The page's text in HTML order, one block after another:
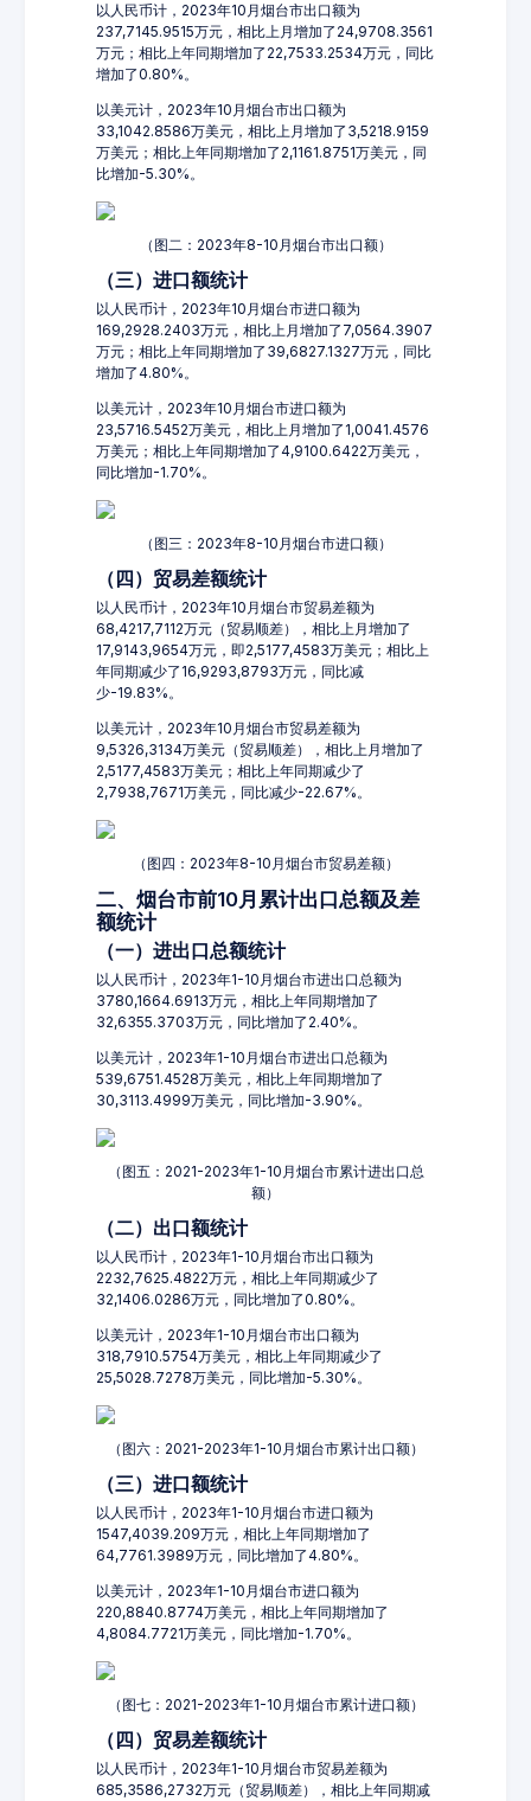
以人民币计，2023年10月烟台市出口额为
237,7145.9515万元，相比上月增加了24,9708.3561
万元；相比上年同期增加了22,7533.2534万元，同比
增加了0.80%。
以美元计，2023年10月烟台市出口额为
33,1042.8586万美元，相比上月增加了3,5218.9159
万美元；相比上年同期增加了2,1161.8751万美元，同
比增加-5.30%。
（图二：2023年8-10月烟台市出口额）
（三）进口额统计
以人民币计，2023年10月烟台市进口额为
169,2928.2403万元，相比上月增加了7,0564.3907
万元；相比上年同期增加了39,6827.1327万元，同比
增加了4.80%。
以美元计，2023年10月烟台市进口额为
23,5716.5452万美元，相比上月增加了1,0041.4576
万美元；相比上年同期增加了4,9100.6422万美元，
同比增加-1.70%。
（图三：2023年8-10月烟台市进口额）
（四）贸易差额统计
以人民币计，2023年10月烟台市贸易差额为
68,4217,7112万元（贸易顺差），相比上月增加了
17,9143,9654万元，即2,5177,4583万美元；相比上
年同期减少了16,9293,8793万元，同比减
少-19.83%。
以美元计，2023年10月烟台市贸易差额为
9,5326,3134万美元（贸易顺差），相比上月增加了
2,5177,4583万美元；相比上年同期减少了
2,7938,7671万美元，同比减少-22.67%。
（图四：2023年8-10月烟台市贸易差额）
二、烟台市前10月累计出口总额及差
额统计
（一）进出口总额统计
以人民币计，2023年1-10月烟台市进出口总额为
3780,1664.6913万元，相比上年同期增加了
32,6355.3703万元，同比增加了2.40%。
以美元计，2023年1-10月烟台市进出口总额为
539,6751.4528万美元，相比上年同期增加了
30,3113.4999万美元，同比增加-3.90%。
（图五：2021-2023年1-10月烟台市累计进出口总
额）
（二）出口额统计
以人民币计，2023年1-10月烟台市出口额为
2232,7625.4822万元，相比上年同期减少了
32,1406.0286万元，同比增加了0.80%。
以美元计，2023年1-10月烟台市出口额为
318,7910.5754万美元，相比上年同期减少了
25,5028.7278万美元，同比增加-5.30%。
（图六：2021-2023年1-10月烟台市累计出口额）
（三）进口额统计
以人民币计，2023年1-10月烟台市进口额为
1547,4039.209万元，相比上年同期增加了
64,7761.3989万元，同比增加了4.80%。
以美元计，2023年1-10月烟台市进口额为
220,8840.8774万美元，相比上年同期增加了
4,8084.7721万美元，同比增加-1.70%。
（图七：2021-2023年1-10月烟台市累计进口额）
（四）贸易差额统计
以人民币计，2023年1-10月烟台市贸易差额为
685,3586,2732万元（贸易顺差），相比上年同期减